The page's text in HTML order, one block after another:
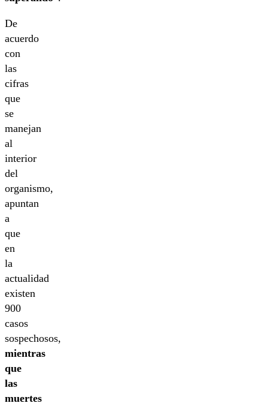
De
acuerdo
con
las
cifras
que
se
manejan
al
interior
del
organismo,
apuntan
a
que
en
la
actualidad
existen
900
casos
sospechosos,
mientras
que
las
muertes